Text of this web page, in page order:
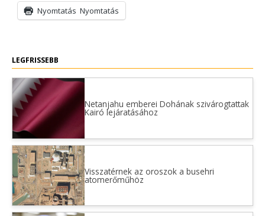
Nyomtatás Nyomtatás
LEGFRISSEBB
Netanjahu emberei Dohának szivárogtattak
Kairó lejáratásához
Visszatérnek az oroszok a busehri
atomerőműhöz